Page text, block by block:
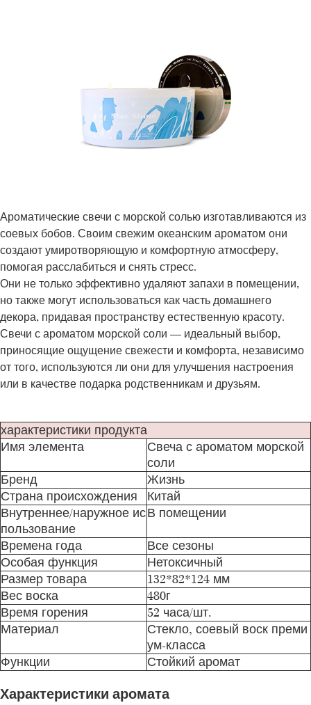
Ароматические свечи с морской солью изготавливаются из
соевых бобов. Своим свежим океанским ароматом они
создают умиротворяющую и комфортную атмосферу,
помогая расслабиться и снять стресс.
Они не только эффективно удаляют запахи в помещении,
но также могут использоваться как часть домашнего
декора, придавая пространству естественную красоту.
Свечи с ароматом морской соли — идеальный выбор,
приносящие ощущение свежести и комфорта, независимо
от того, используются ли они для улучшения настроения
или в качестве подарка родственникам и друзьям.
характеристики продукта
Имя элемента
Свеча с ароматом морской
соли
Бренд
Жизнь
Страна происхождения
Китай
Внутреннее/наружное ис
пользование
В помещении
Времена года
Все сезоны
Особая функция
Нетоксичный
Размер товара
132*82*124 мм
Вес воска
480г
Время горения
52 часа/шт.
Материал
Стекло, соевый воск преми
ум-класса
Функции
Стойкий аромат
Характеристики аромата